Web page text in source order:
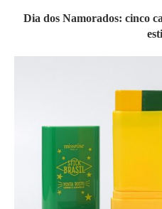
Dia dos Namorados: cinco